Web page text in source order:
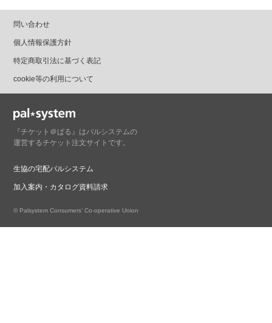
問い合わせ
個人情報保護方針
特定商取引法に基づく表記
cookie等の利用について
『チケット＠ぱる』はパルシステムの
運営するチケット注文サイトです。
生協の宅配パルシステム
加入案内・カタログ資料請求
© Palsystem Consumers' Co-operative Union